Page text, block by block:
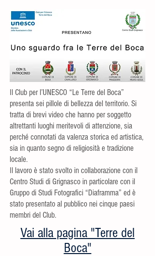
Il Club per l’UNESCO “Le Terre del Boca”
presenta sei pillole di bellezza del territorio. Si
tratta di brevi video che hanno per soggetto
altrettanti luoghi meritevoli di attenzione, sia
perché connotati da valenza storica ed artistica,
sia in quanto segno di religiosità e tradizione
locale.
Il lavoro è stato svolto in collaborazione con il
Centro Studi di Grignasco in particolare con il
Gruppo di Studi Fotografici “Diaframma” ed è
stato presentato al pubblico nei cinque paesi
membri del Club.
Vai alla pagina "Terre del
Boca"